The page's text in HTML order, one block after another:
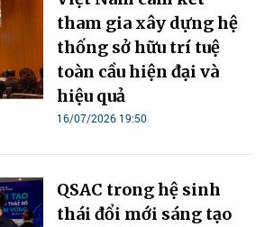
tham gia xây dựng hệ
thống sở hữu trí tuệ
toàn cầu hiện đại và
hiệu quả
16/07/2026 19:50
QSAC trong hệ sinh
thái đổi mới sáng tạo